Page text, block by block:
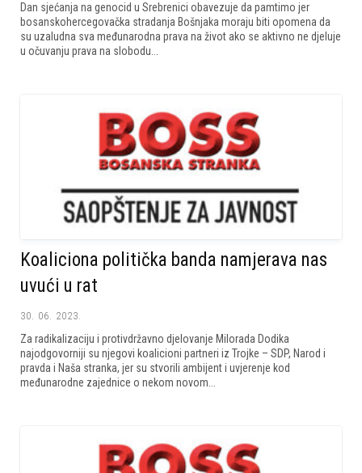
Dan sjećanja na genocid u Srebrenici obavezuje da pamtimo jer
bosanskohercegovačka stradanja Bošnjaka moraju biti opomena da
su uzaludna sva međunarodna prava na život ako se aktivno ne djeluje
u očuvanju prava na slobodu...
Koaliciona politička banda namjerava nas
uvući u rat
30. 06. 2023.
Za radikalizaciju i protivdržavno djelovanje Milorada Dodika
najodgovorniji su njegovi koalicioni partneri iz Trojke – SDP, Narod i
pravda i Naša stranka, jer su stvorili ambijent i uvjerenje kod
međunarodne zajednice o nekom novom...